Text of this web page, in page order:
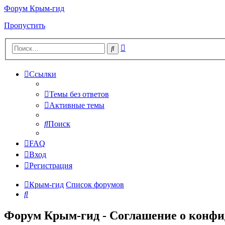
Форум Крым-гид
Пропустить
Поиск
Ссылки
Темы без ответов
Активные темы
Поиск
FAQ
Вход
Регистрация
Крым-гид Список форумов
Поиск
Форум Крым-гид - Соглашение о